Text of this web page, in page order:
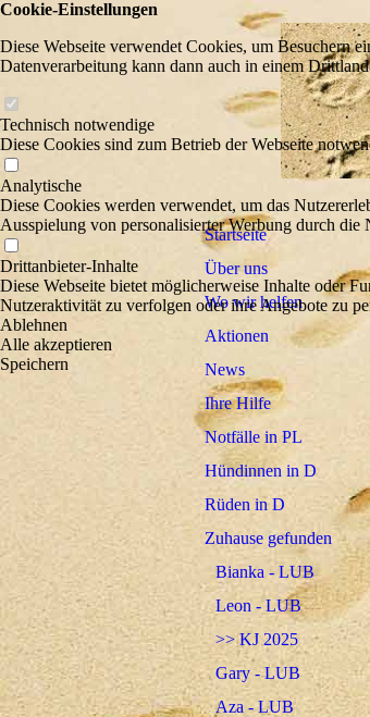
Startseite
Über uns
Wo wir helfen
Aktionen
News
Ihre Hilfe
Notfälle in PL
Hündinnen in D
Rüden in D
Zuhause gefunden
Bianka - LUB
Leon - LUB
>> KJ 2025
Gary - LUB
Aza - LUB
Cookie-Einstellungen
Diese Webseite verwendet Cookies, um Besuchern
Datenverarbeitung kann dann auch in einem
Technisch notwendige
Diese Cookies sind zum Betrieb der Webseite
Analytische
Diese Cookies werden verwendet, um das
Ausspielung von personalisierter Werbung durch
Drittanbieter-Inhalte
Diese Webseite bietet möglicherweise Inhalte oder
Nutzeraktivität zu verfolgen oder ihre Angebote zu
Ablehnen
Alle akzeptieren
Speichern